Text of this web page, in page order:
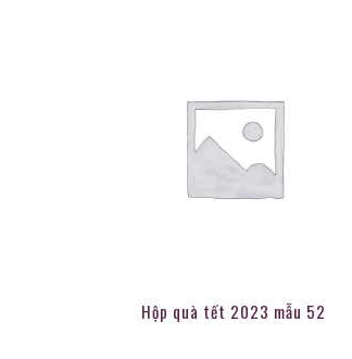
Hộp quà tết 2023 mẫu 52